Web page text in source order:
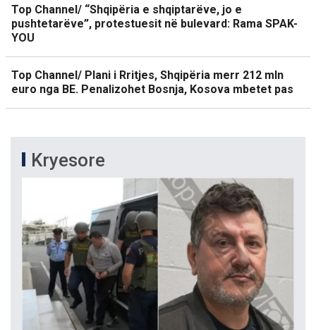
Top Channel/ “Shqipëria e shqiptarëve, jo e
pushtetarëve”, protestuesit në bulevard: Rama SPAK-
YOU
Top Channel/ Plani i Rritjes, Shqipëria merr 212 mln
euro nga BE. Penalizohet Bosnja, Kosova mbetet pas
Kryesore